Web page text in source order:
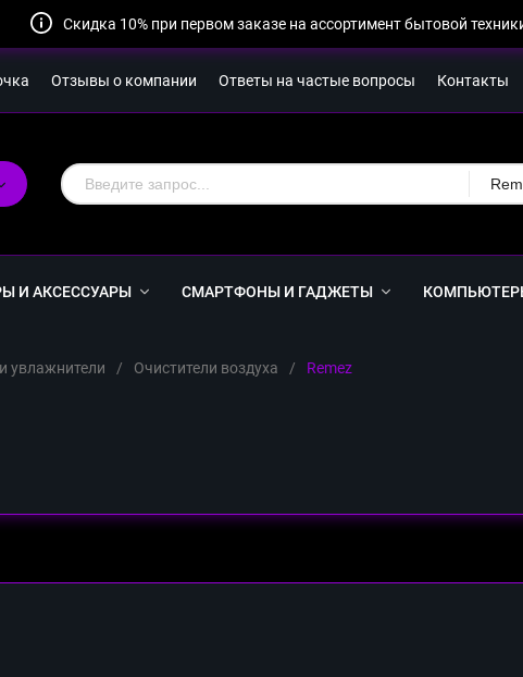
Скидка 10% при первом заказе на ассортимент бытовой
Отзывы о компании Ответы на частые вопросы Контакты
И АКСЕССУАРЫ СМАРТФОНЫ И ГАДЖЕТЫ
увлажнители / Очистители воздуха / Remez